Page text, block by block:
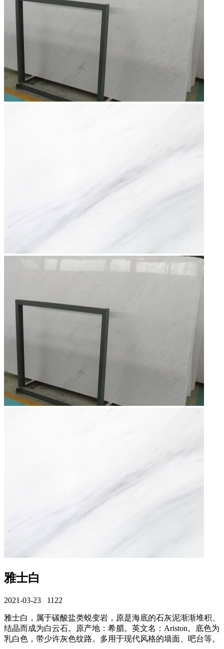
雅士白
2021-03-23 1122
雅士白，属于碳酸盐类蜕变岩，原是海底的石灰泥渐渐堆积、
结晶而成为白云石。原产地：希腊。英文名：Ariston。底色为
乳白色，带少许灰色纹路。多用于现代风格的墙面、吧台等。